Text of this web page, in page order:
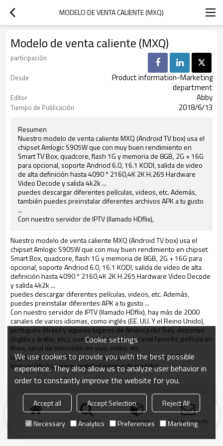
MODELO DE VENTA CALIENTE (MXQ)
Modelo de venta caliente (MXQ)
participación
Desde
Product information-Marketing
department
Editor Abby
Tiempo de Publicación 2018/6/13
Resumen
Nuestro modelo de venta caliente MXQ (Android TV box) usa el
chipset Amlogic S905W que con muy buen rendimiento en
Smart TV Box, quadcore, flash 1G y memoria de 8GB, 2G + 16G
para opcional, soporte Andriod 6.0, 16.1 KODI, salida de video
de alta definición hasta 4090 * 2160,4K 2K H.265 Hardware
Video Decode y salida 4k2k ...
puedes descargar diferentes películas, videos, etc. Además,
también puedes preinstalar diferentes archivos APK a tu gusto
...
Con nuestro servidor de IPTV (llamado HDflix),
Nuestro modelo de venta caliente MXQ (Android TV box) usa el
chipset Amlogic S905W que con muy buen rendimiento en chipset
Smart Box, quadcore, flash 1G y memoria de 8GB, 2G + 16G para
opcional, soporte Andriod 6.0, 16.1 KODI, salida de video de alta
definición hasta 4090 * 2160,4K 2K H.265 Hardware Video Decode
y salida 4k2k ...
puedes descargar diferentes películas, videos, etc. Además,
puedes preinstalar diferentes APK a tu gusto ...
Con nuestro servidor de IPTV (llamado HDflix), hay más de 2000
canales de varios idiomas, como inglés (EE. UU. Y el Reino Unido),
portugués (Brasil y algunos lugares de América del Sur), deportes
(inglés y árabe, etc.), puede disfrutar de su canal favorito, película en
línea, canal de televisión en vivo, video, etc.
Logotipo y color personalizados aceptados, proyecto ODM
bienvenido (requiere cantidad mínima de pedido)
Inicio búsqueda categoría Enviar consulta
Cookie settings
We use cookies to provide you with the best possible
experience. They also allow us to analyze user behavior in
order to constantly improve the website for you.
Accept all Accept Selection
Reject All
Necessary
Analytics Preferences Marketing